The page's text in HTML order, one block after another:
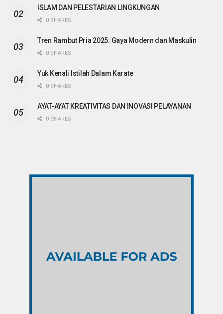
ISLAM DAN PELESTARIAN LINGKUNGAN
0 SHARES
Tren Rambut Pria 2025: Gaya Modern dan Maskulin
0 SHARES
Yuk Kenali Istilah Dalam Karate
0 SHARES
AYAT-AYAT KREATIVITAS DAN INOVASI PELAYANAN
0 SHARES